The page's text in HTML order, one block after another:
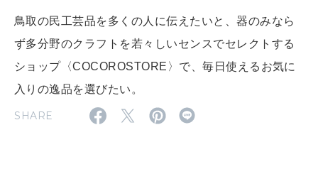
SUSTAINABLE
わたしができること
自分を耕す
鳥取の民工芸品を多くの人に伝えたいと、器のみなら
ず多分野のクラフトを若々しいセンスでセレクトする
ショップ〈COCOROSTORE〉で、毎日使えるお気に
入りの逸品を選びたい。
SHARE